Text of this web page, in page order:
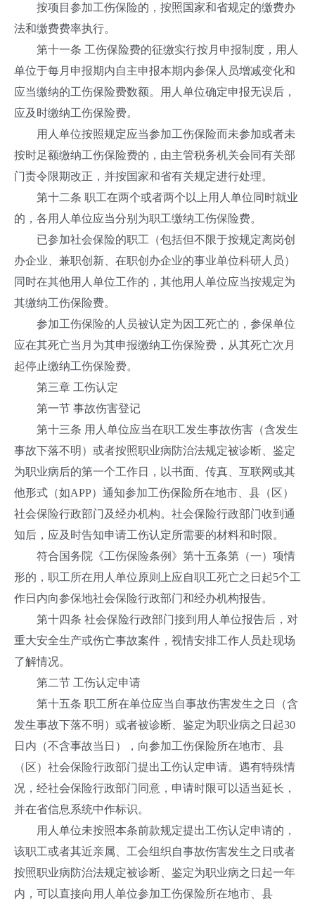
按项目参加工伤保险的，按照国家和省规定的缴费办
法和缴费费率执行。
第十一条 工伤保险费的征缴实行按月申报制度，用人
单位于每月申报期内自主申报本期内参保人员增减变化和
应当缴纳的工伤保险费数额。用人单位确定申报无误后，
应及时缴纳工伤保险费。
用人单位按照规定应当参加工伤保险而未参加或者未
按时足额缴纳工伤保险费的，由主管税务机关会同有关部
门责令限期改正，并按国家和省有关规定进行处理。
第十二条 职工在两个或者两个以上用人单位同时就业
的，各用人单位应当分别为职工缴纳工伤保险费。
已参加社会保险的职工（包括但不限于按规定离岗创
办企业、兼职创新、在职创办企业的事业单位科研人员）
同时在其他用人单位工作的，其他用人单位应当按规定为
其缴纳工伤保险费。
参加工伤保险的人员被认定为因工死亡的，参保单位
应在其死亡当月为其申报缴纳工伤保险费，从其死亡次月
起停止缴纳工伤保险费。
第三章 工伤认定
第一节 事故伤害登记
第十三条 用人单位应当在职工发生事故伤害（含发生
事故下落不明）或者按照职业病防治法规定被诊断、鉴定
为职业病后的第一个工作日，以书面、传真、互联网或其
他形式（如APP）通知参加工伤保险所在地市、县（区）
社会保险行政部门及经办机构。社会保险行政部门收到通
知后，应及时告知申请工伤认定所需要的材料和时限。
符合国务院《工伤保险条例》第十五条第（一）项情
形的，职工所在用人单位原则上应自职工死亡之日起5个工
作日内向参保地社会保险行政部门和经办机构报告。
第十四条 社会保险行政部门接到用人单位报告后，对
重大安全生产或伤亡事故案件，视情安排工作人员赴现场
了解情况。
第二节 工伤认定申请
第十五条 职工所在单位应当自事故伤害发生之日（含
发生事故下落不明）或者被诊断、鉴定为职业病之日起30
日内（不含事故当日），向参加工伤保险所在地市、县
（区）社会保险行政部门提出工伤认定申请。遇有特殊情
况，经社会保险行政部门同意，申请时限可以适当延长，
并在省信息系统中作标识。
用人单位未按照本条前款规定提出工伤认定申请的，
该职工或者其近亲属、工会组织自事故伤害发生之日或者
按照职业病防治法规定被诊断、鉴定为职业病之日起一年
内，可以直接向用人单位参加工伤保险所在地市、县